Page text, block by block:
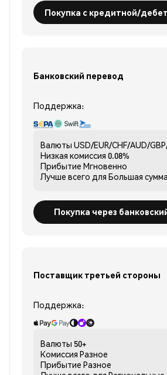
Покупка с кредитной/
Банковский перевод
Поддержка:
Валюты USD/EUR/CHF/AUD/
Низкая комиссия 0.08%
Прибытие Мгновенно
Лучше всего для Большая сумма
Покупка через
Поставщик третьей стороны
Поддержка:
Валюты 50+
Комиссия Разное
Прибытие Разное